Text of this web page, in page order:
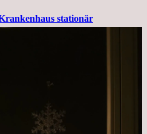
stationär